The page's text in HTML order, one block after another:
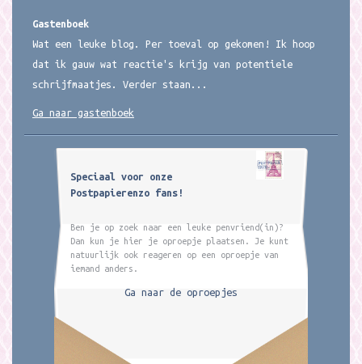
Gastenboek
Wat een leuke blog. Per toeval op gekomen! Ik hoop
dat ik gauw wat reactie's krijg van potentiele
schrijfmaatjes. Verder staan...
Ga naar gastenboek
Speciaal voor onze
Postpapierenzo fans!
Ben je op zoek naar een leuke penvriend(in)?
Dan kun je hier je oproepje plaatsen. Je kunt
natuurlijk ook reageren op een oproepje van
iemand anders.
Ga naar de oproepjes